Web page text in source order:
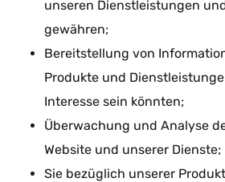
unseren Dienstleistungen
gewähren;
Bereitstellung von
Produkte und
Interesse sein könnten;
Überwachung und Analyse
Website und unserer Dienste;
Sie bezüglich unserer